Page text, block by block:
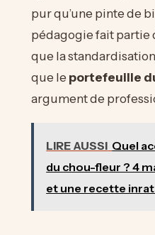
pur qu’une pinte de
pédagogie fait partie
que la
que le portefeuille
argument de
LIRE AUSSI Quel
du chou-fleur ? 4
et une recette